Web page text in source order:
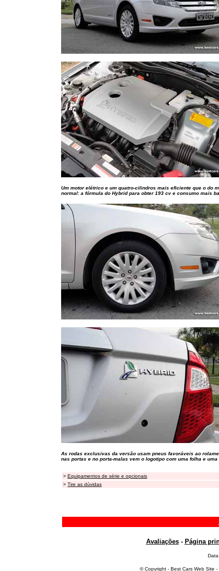
Um motor elétrico e um quatro-cilindros mais eficiente que o do
normal: a fórmula do Hybrid para obter 193 cv e consumo mais
As rodas exclusivas da versão usam pneus favoráveis ao
nas portas e no porta-malas vem o logotipo com uma folha e uma
> Equipamentos de série e opcionais
> Tire as dúvidas
Avaliações- Página
© Copyright - Best Cars Web Site